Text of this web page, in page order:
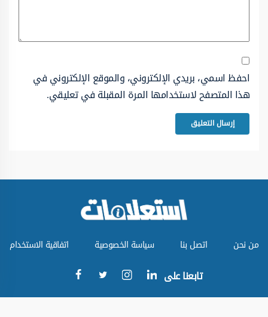
احفظ اسمي، بريدي الإلكتروني، والموقع الإلكتروني في
هذا المتصفح لاستخدامها المرة المقبلة في تعليقي.
من نحن اتصل بنا سياسة الخصوصية اتفاقية الاستخدام
تابعنا على